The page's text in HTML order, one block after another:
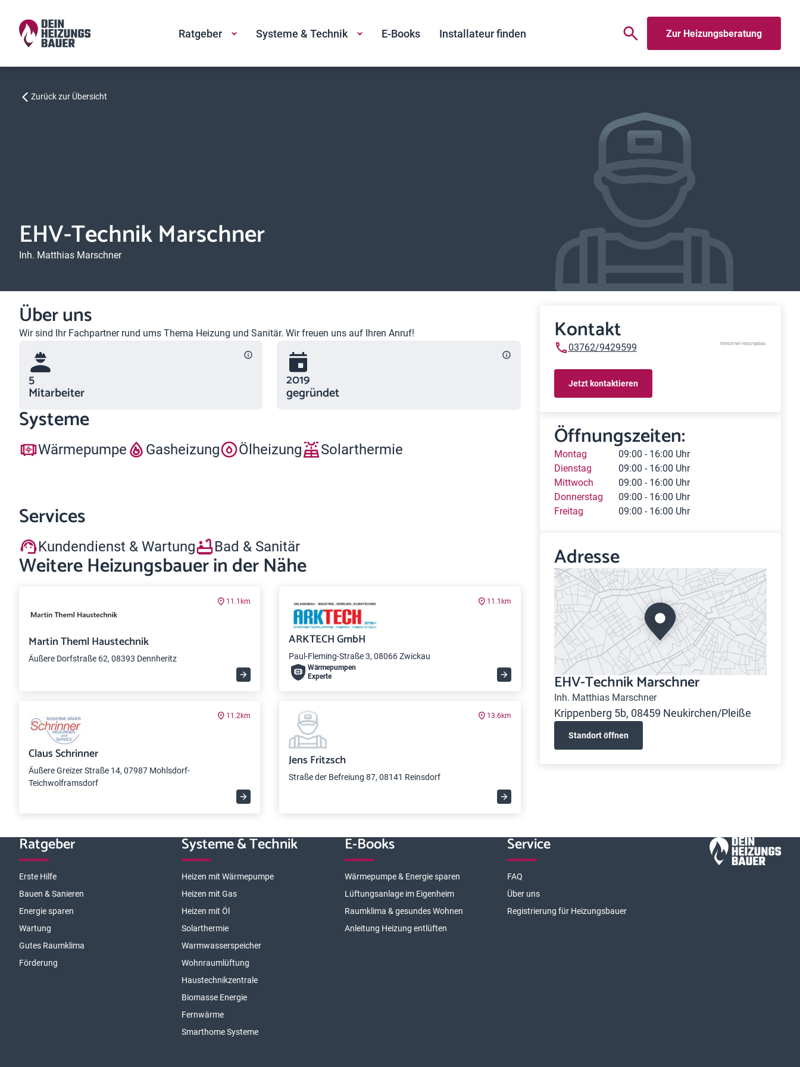
Ratgeber Systeme & Technik E-Books Installateur finden Zur Heizungsberatung
Zurück zur Übersicht
EHV-Technik Marschner
Inh. Matthias Marschner
Über uns
Wir sind Ihr Fachpartner rund ums Thema Heizung und Sanitär. Wir freuen uns auf Ihren Anruf!
5
Mitarbeiter
2019
gegründet
Systeme
Wärmepumpe Gasheizung Ölheizung Solarthermie
Services
Kundendienst & Wartung Bad & Sanitär
Weitere Heizungsbauer in der Nähe
11.1km
Martin Theml Haustechnik
Äußere Dorfstraße 62, 08393 Dennheritz
11.1km
ARKTECH GmbH
Paul-Fleming-Straße 3, 08066 Zwickau
Wärme­pumpen
Experte
11.2km
Claus Schrinner
Äußere Greizer Straße 14, 07987 Mohlsdorf-
Teichwolframsdorf
13.6km
Jens Fritzsch
Straße der Befreiung 87, 08141 Reinsdorf
Kontakt
03762/9429599
Jetzt kontaktieren
Öffnungszeiten:
Montag
09:00 - 16:00 Uhr
Dienstag
09:00 - 16:00 Uhr
Mittwoch
09:00 - 16:00 Uhr
Donnerstag
09:00 - 16:00 Uhr
Freitag
09:00 - 16:00 Uhr
Adresse
EHV-Technik Marschner
Inh. Matthias Marschner
Krippenberg 5b, 08459 Neukirchen/Pleiße
Standort öffnen
Ratgeber
Erste Hilfe
Bauen & Sanieren
Energie sparen
Wartung
Gutes Raumklima
Förderung
Systeme & Technik
Heizen mit Wärmepumpe
Heizen mit Gas
Heizen mit Öl
Solarthermie
Warmwasserspeicher
Wohnraumlüftung
Haustechnikzentrale
Biomasse Energie
Fernwärme
Smarthome Systeme
E-Books
Wärmepumpe & Energie sparen
Lüftungsanlage im Eigenheim
Raumklima & gesundes Wohnen
Anleitung Heizung entlüften
Service
FAQ
Über uns
Registrierung für Heizungsbauer